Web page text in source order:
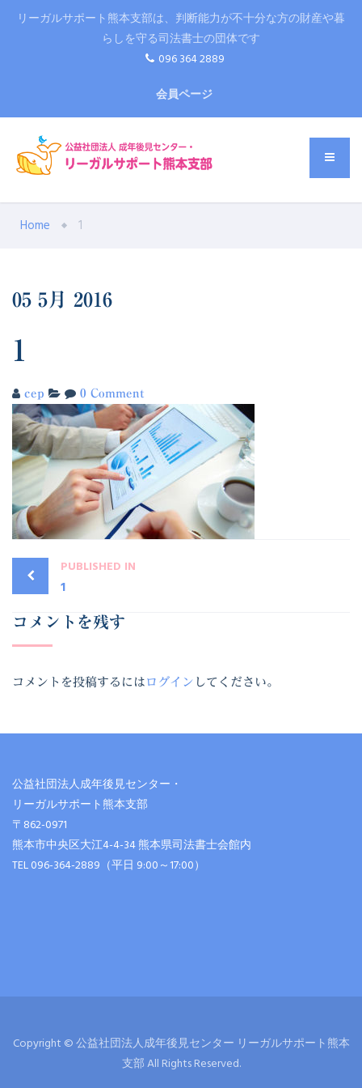
リーガルサポート熊本支部は、判断能力が不十分な方の財産や暮
らしを守る司法書士の団体です
096 364 2889
会員ページ
Home 1
05 5月 2016
1
cep 0 Comment
PUBLISHED IN
1
コメントを残す
コメントを投稿するには ログイン してください。
公益社団法人成年後見センター・
リーガルサポート熊本支部
〒862-0971
熊本市中央区大江4-4-34 熊本県司法書士会館内
TEL 096-364-2889（平日 9:00～17:00）
Copyright © 公益社団法人成年後見センター リーガルサポート熊本
支部 All Rights Reserved.